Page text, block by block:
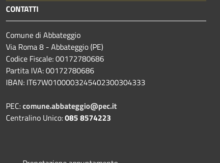
CONTATTI
Comune di Abbateggio
Via Roma 8 - Abbateggio (PE)
Codice Fiscale: 00172780686
Partita IVA: 00172780686
IBAN: IT67W0100003245402300304333
PEC:comune.abbateggio@pec.it
Centralino Unico:085 8574223